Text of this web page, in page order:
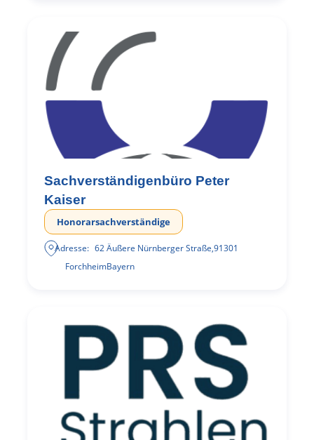
Sachverständigenbüro Peter
Kaiser
Honorarsachverständige
Adresse: 62 Äußere Nürnberger Straße,91301
ForchheimBayern